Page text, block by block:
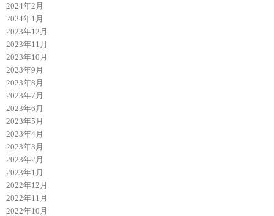
2024年2月
2024年1月
2023年12月
2023年11月
2023年10月
2023年9月
2023年8月
2023年7月
2023年6月
2023年5月
2023年4月
2023年3月
2023年2月
2023年1月
2022年12月
2022年11月
2022年10月